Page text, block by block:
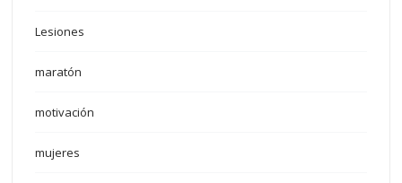
Lesiones
maratón
motivación
mujeres